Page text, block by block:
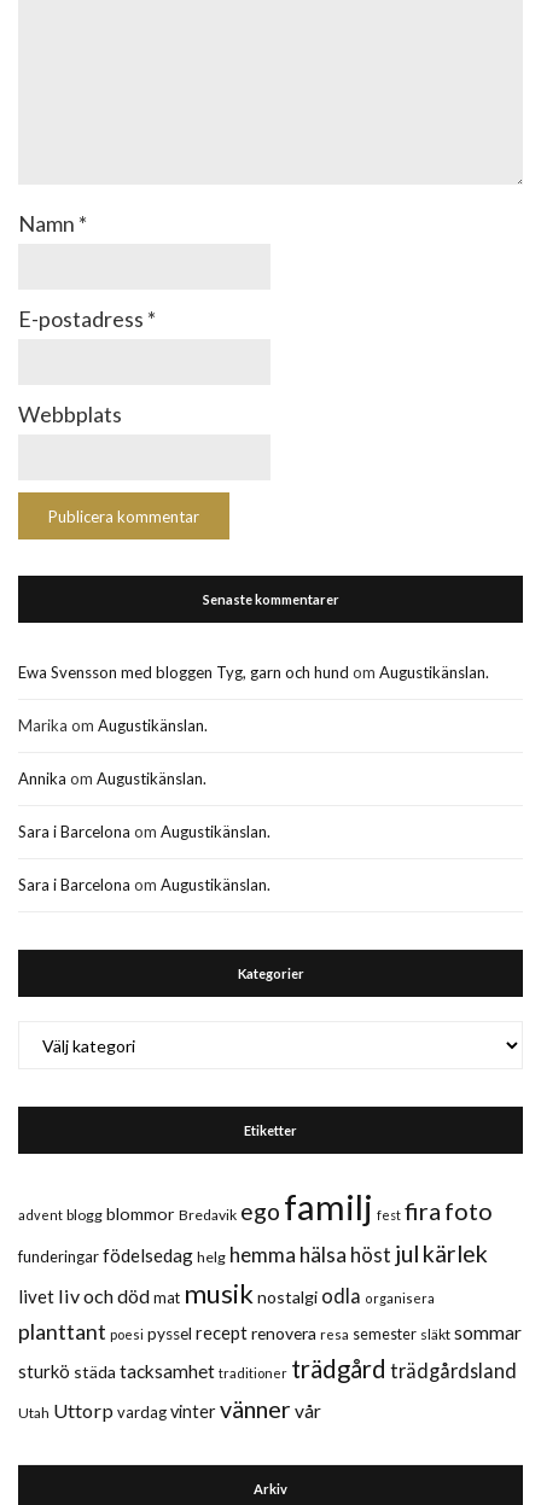
Namn *
E-postadress *
Webbplats
Senaste kommentarer
Ewa Svensson med bloggen Tyg, garn och hund om Augustikänslan.
Marika om Augustikänslan.
Annika om Augustikänslan.
Sara i Barcelona om Augustikänslan.
Sara i Barcelona om Augustikänslan.
Kategorier
Etiketter
advent blogg blommor Bredavik ego familj fest fira foto
funderingarfödelsedag helg hemma hälsa höst jul kärlek
livet liv och dödmat musik nostalgi odla organisera
planttant poesi pyssel receptrenovera resa semester släkt sommar
sturkö städa tacksamhet traditioner trädgård trädgårdsland
Utah Uttorp vardagvintervänner vår
Arkiv